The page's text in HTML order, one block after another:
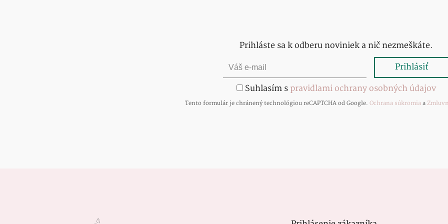
Prihláste sa k odberu noviniek a nič nezmeškáte.
Suhlasím spravidlami ochrany osobných údajov
Tento formulár je chránený technológiou reCAPTCHA od Google. Ochrana súkromiaa